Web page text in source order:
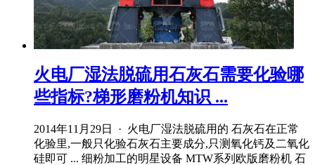
火电厂湿法脱硫用石灰石需要化验哪
些指标?梯形磨粉机知识 ...
2014年11月29日 · 火电厂湿法脱硫用的 石灰石在正常
化验里,一般只化验石灰石主要成分,只测氧化钙及二氧化
硅即可 ... 细粉加工的明星设备 MTW系列欧版磨粉机 石